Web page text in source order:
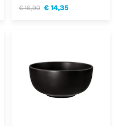
€ 16,90 € 14,35